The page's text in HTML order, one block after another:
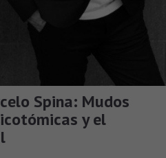
Spina: Mudos
y el